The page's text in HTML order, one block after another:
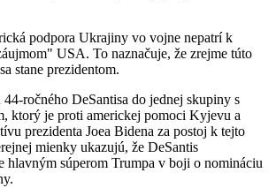
podpora Ukrajiny vo vojne nepatrí k
USA. To naznačuje, že zrejme túto
stane prezidentom.
ročného DeSantisa do jednej skupiny s
ktorý je proti americkej pomoci Kyjevu a
prezidenta Joea Bidena za postoj k tejto
mienky ukazujú, že DeSantis
hlavným súperom Trumpa v boji o nomináciu